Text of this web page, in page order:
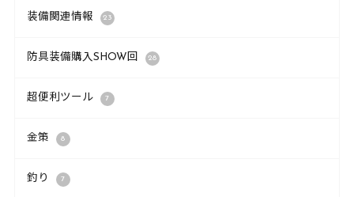
装備関連情報 23
防具装備購入SHOW回 28
超便利ツール 7
金策 8
釣り 7